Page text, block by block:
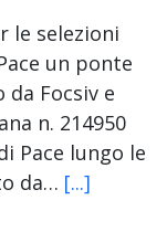
le selezioni
un ponte
Focsiv e
n. 214950
Pace lungo le
da… [...]